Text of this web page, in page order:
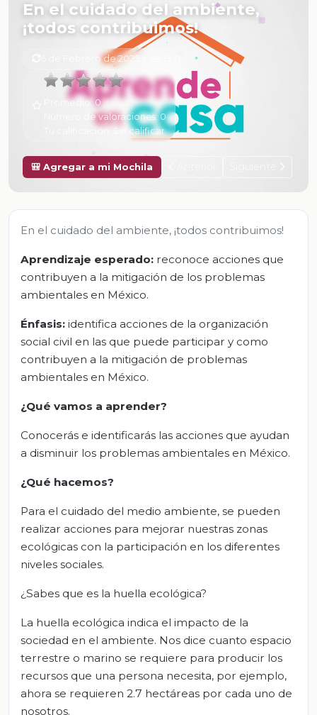
En el cuidado del ambiente,
¡todos contribuimos!
6 de Febrero de 2025 a las 15:31
Promedio:0
Número de valoraciones: 0
Tu calificación: Sin calificar
🎒 Agregar a mi Mochila
En el cuidado del ambiente, ¡todos contribuimos!
Aprendizaje esperado: reconoce acciones que
contribuyen a la mitigación de los problemas
ambientales en México.
Énfasis: identifica acciones de la organización
social civil en las que puede participar y como
contribuyen a la mitigación de problemas
ambientales en México.
¿Qué vamos a aprender?
Conocerás e identificarás las acciones que ayudan
a disminuir los problemas ambientales en México.
¿Qué hacemos?
Para el cuidado del medio ambiente, se pueden
realizar acciones para mejorar nuestras zonas
ecológicas con la participación en los diferentes
niveles sociales.
¿Sabes que es la huella ecológica?
La huella ecológica indica el impacto de la
sociedad en el ambiente. Nos dice cuanto espacio
terrestre o marino se requiere para producir los
recursos que una persona necesita, por ejemplo,
ahora se requieren 2.7 hectáreas por cada uno de
nosotros.